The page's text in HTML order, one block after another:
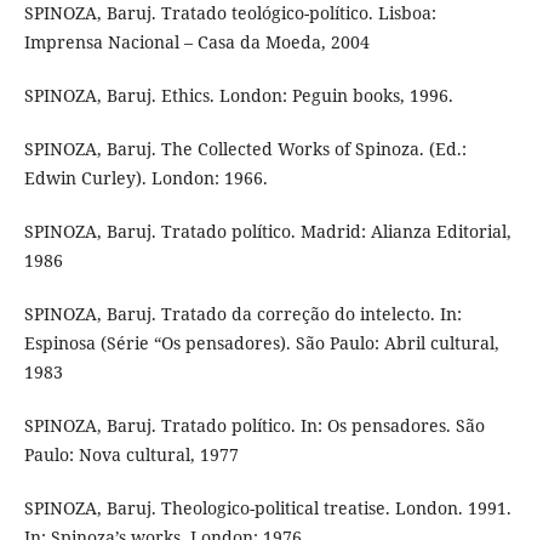
SPINOZA, Baruj. Tratado teológico-político. Lisboa:
Imprensa Nacional – Casa da Moeda, 2004
SPINOZA, Baruj. Ethics. London: Peguin books, 1996.
SPINOZA, Baruj. The Collected Works of Spinoza. (Ed.:
Edwin Curley). London: 1966.
SPINOZA, Baruj. Tratado político. Madrid: Alianza Editorial,
1986
SPINOZA, Baruj. Tratado da correção do intelecto. In:
Espinosa (Série “Os pensadores). São Paulo: Abril cultural,
1983
SPINOZA, Baruj. Tratado político. In: Os pensadores. São
Paulo: Nova cultural, 1977
SPINOZA, Baruj. Theologico-political treatise. London. 1991.